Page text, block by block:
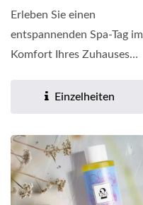
Erleben Sie einen
entspannenden Spa-Tag im
Komfort Ihres Zuhauses
revitalisierendem...
Einzelheiten